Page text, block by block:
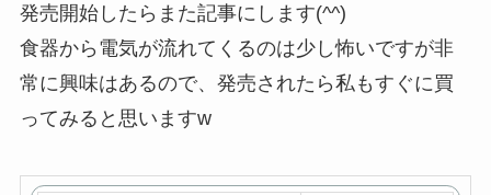
発売開始したらまた記事にします(^^)
食器から電気が流れてくるのは少し怖いですが非
常に興味はあるので、発売されたら私もすぐに買
ってみると思いますw